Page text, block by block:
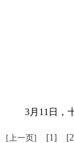
3月11日，十
[上一页] [1]